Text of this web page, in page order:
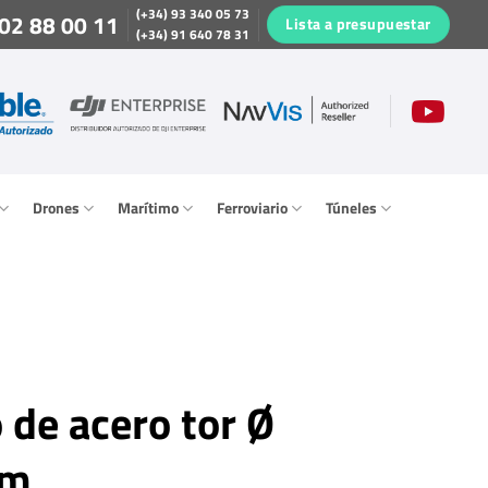
88 00 11
(+34) 93 340 05 73
(+34) 91 640 78 31
Lista a presupuestar
Drones Marítimo Ferroviario Túneles
de acero tor Ø